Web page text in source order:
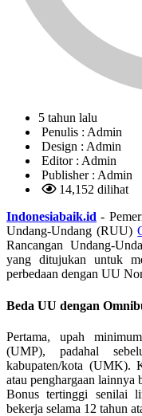
5 tahun lalu
Penulis : Admin
Design : Admin
Editor : Admin
Publisher : Admin
14,152 dilihat
Indonesiabaik.id -
Undang-Undang (RUU)
Rancangan Undang-
yang ditujukan untuk
perbedaan dengan UU
Beda UU dengan
Pertama, upah
(UMP), padahal
kabupaten/kota (UMK).
atau penghargaan lainnya
Bonus tertinggi senilai
bekerja selama 12 tahun